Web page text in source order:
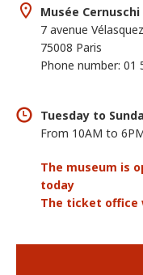
Musée Cernuschi
7 avenue Vélasquez
75008 Paris
Phone number: 01
Tuesday to
From 10AM to
The museum is
today
The ticket office